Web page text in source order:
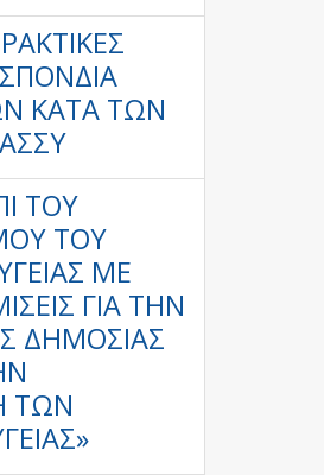
ΚΑΤΆ ΤΩΝ
ΤΟΥ
ΤΟΥ
ΜΕ
ΓΙΑ ΤΗΝ
ΔΗΜΟΣΙΑΣ
ΤΩΝ